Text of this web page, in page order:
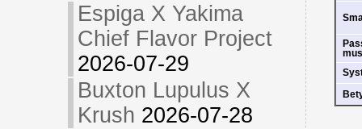
Espiga X Yakima
Chief Flavor Project
2026-07-29
Buxton Lupulus X
Krush 2026-07-28